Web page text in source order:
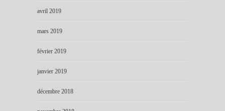
avril 2019
mars 2019
février 2019
janvier 2019
décembre 2018